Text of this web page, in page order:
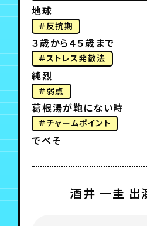
地球
＃反抗期
３歳から４５歳まで
＃ストレス発散法
純烈
＃弱点
葛根湯が鞄にない時
＃チャームポイント
でべそ
酒井 一圭 出